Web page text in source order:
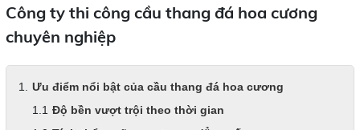
Công ty thi công cầu thang đá hoa cương
chuyên nghiệp
Ưu điểm nổi bật của cầu thang đá hoa cương
Độ bền vượt trội theo thời gian